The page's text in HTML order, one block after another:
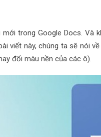
trong Google Docs. Và
viết này, chúng ta sẽ nói
đổi màu nền của các ô).